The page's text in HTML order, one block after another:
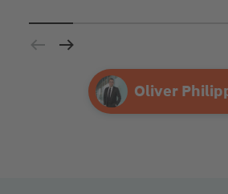
Ihre Agentur
Oliver